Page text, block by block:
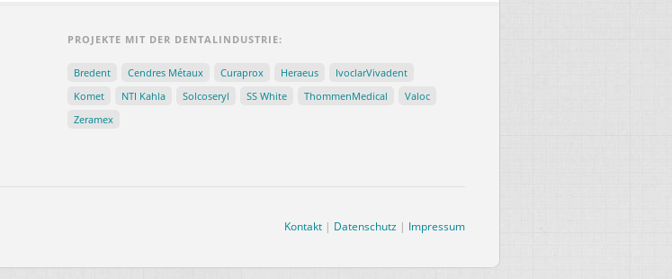
PROJEKTE MIT DER DENTALINDUSTRIE:
Bredent Cendres Métaux Curaprox Heraeus
IvoclarVivadent
Komet
NTI Kahla Solcoseryl SS White ThommenMedical
Valoc
Zeramex
Kontakt| Datenschutz| Impressum